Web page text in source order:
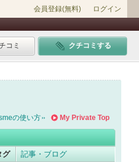
会員登録(無料) ログイン
コミ クチコミする
My Private Top
の使い方
グ 記事・ブログ